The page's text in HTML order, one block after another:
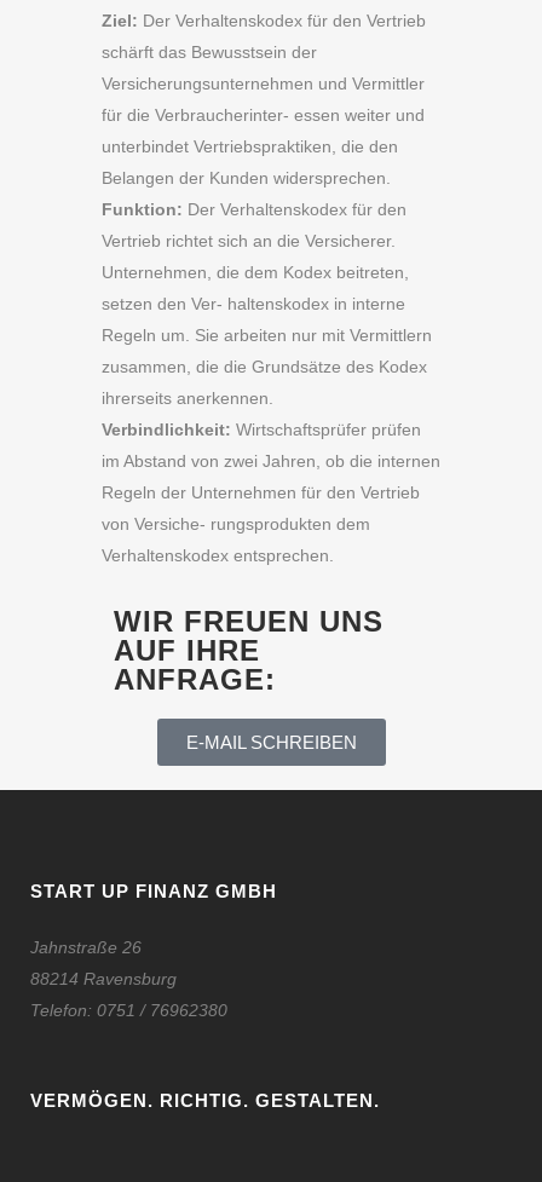
Ziel: Der Verhaltenskodex für den Vertrieb
schärft das Bewusstsein der
Versicherungsunternehmen und Vermittler
für die Verbraucherinter- essen weiter und
unterbindet Vertriebspraktiken, die den
Belangen der Kunden widersprechen.
Funktion: Der Verhaltenskodex für den
Vertrieb richtet sich an die Versicherer.
Unternehmen, die dem Kodex beitreten,
setzen den Ver- haltenskodex in interne
Regeln um. Sie arbeiten nur mit Vermittlern
zusammen, die die Grundsätze des Kodex
ihrerseits anerkennen.
Verbindlichkeit: Wirtschaftsprüfer prüfen
im Abstand von zwei Jahren, ob die internen
Regeln der Unternehmen für den Vertrieb
von Versiche- rungsprodukten dem
Verhaltenskodex entsprechen.
WIR FREUEN UNS
AUF IHRE
ANFRAGE:
E-MAIL SCHREIBEN
START UP FINANZ GMBH
Jahnstraße 26
88214 Ravensburg
Telefon: 0751 / 76962380
VERMÖGEN. RICHTIG. GESTALTEN.